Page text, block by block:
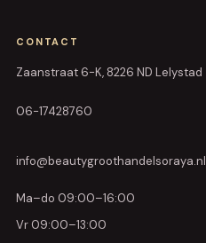
CONTACT
Zaanstraat 6-K, 8226 ND Lelystad
06-17428760
info@beautygroothandelsoraya.nl
Ma–do 09:00–16:00
Vr 09:00–13:00